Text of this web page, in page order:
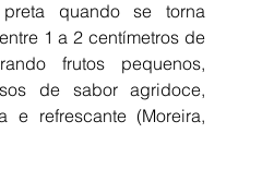
quando se torna
1 a 2 centímetros de
frutos pequenos,
de sabor agridoce,
e refrescante (Moreira,